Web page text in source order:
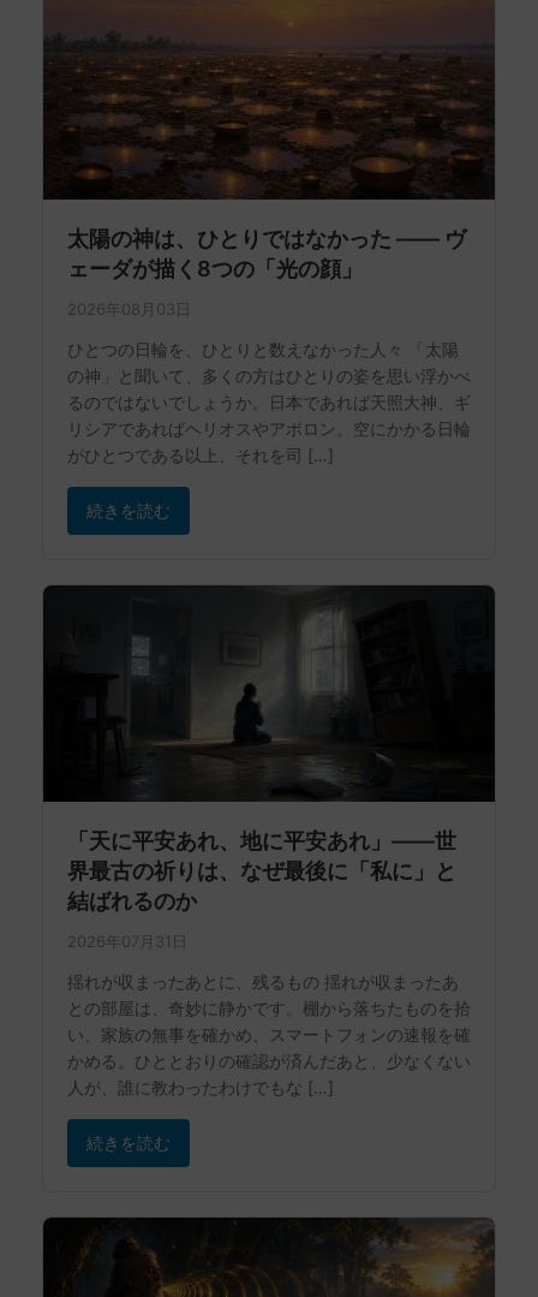
太陽の神は、ひとりではなかった —— ヴ
ェーダが描く8つの「光の顔」
2026年08月03日
ひとつの日輪を、ひとりと数えなかった人々 「太陽
の神」と聞いて、多くの方はひとりの姿を思い浮かべ
るのではないでしょうか。日本であれば天照大神、ギ
リシアであればヘリオスやアポロン。空にかかる日輪
がひとつである以上、それを司 […]
続きを読む
「天に平安あれ、地に平安あれ」——世
界最古の祈りは、なぜ最後に「私に」と
結ばれるのか
2026年07月31日
揺れが収まったあとに、残るもの 揺れが収まったあ
との部屋は、奇妙に静かです。棚から落ちたものを拾
い、家族の無事を確かめ、スマートフォンの速報を確
かめる。ひととおりの確認が済んだあと、少なくない
人が、誰に教わったわけでもな […]
続きを読む